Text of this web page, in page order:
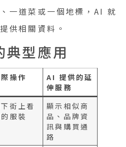
一道菜或一個地標，AI 就
供相關資料。
典型應用
操作
AI 提供的延
伸服務
街上看
服裝
顯示相似商
品、品牌資
訊與購買通
路